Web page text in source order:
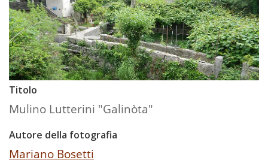
Titolo
Mulino Lutterini "Galinòta"
Autore della fotografia
Mariano Bosetti